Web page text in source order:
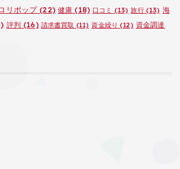
リポップ(22) 健康 (18) 口コミ (13) 旅行(13) 海
評判 (16) 請求書買取 (11) 資金繰り (12) 資金調達